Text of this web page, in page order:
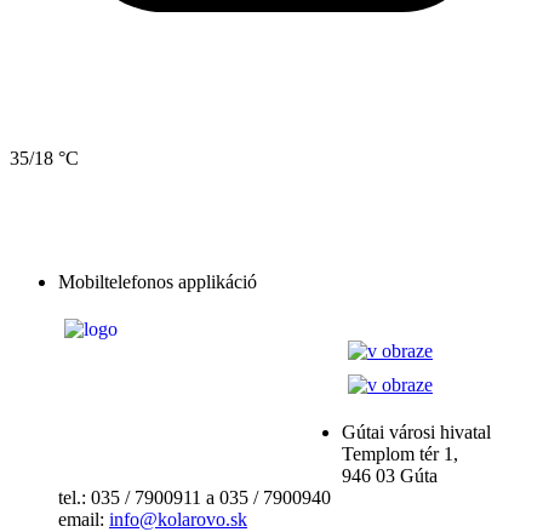
35/18 °C
Mobiltelefonos applikáció
Gútai városi hivatal
Templom tér 1,
946 03 Gúta
tel.: 035 / 7900911 a 035 / 7900940
email: info@kolarovo.sk